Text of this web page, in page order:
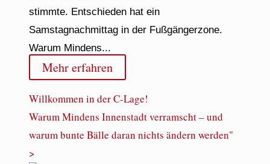
stimmte. Entschieden hat ein
Samstagnachmittag in der Fußgängerzone.
Warum Mindens...
Mehr erfahren
Willkommen in der C-Lage!
Warum Mindens Innenstadt verramscht – und
warum bunte Bälle daran nichts ändern werden"
>